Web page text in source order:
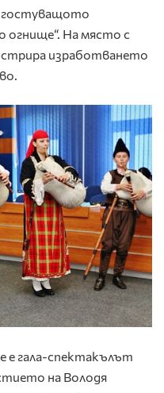
гостуващото
На място с
изработването
е гала-спектакълът
на Володя